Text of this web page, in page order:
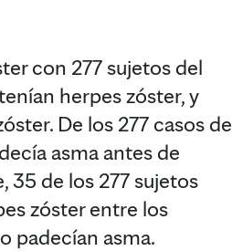
con 277 sujetos del
herpes zóster, y
De los 277 casos de
asma antes de
35 de los 277 sujetos
zóster entre los
padecían asma.